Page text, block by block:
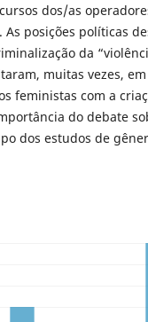
dos/as
As posições políticas
da
muitas vezes,
feministas com a
do debate
dos estudos de